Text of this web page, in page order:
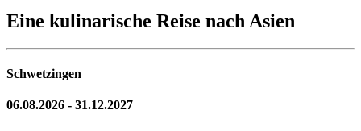
Eine kulinarische Reise nach Asien
Schwetzingen
06.08.2026 - 31.12.2027